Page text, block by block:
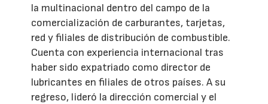
la multinacional dentro del campo de la
comercialización de carburantes, tarjetas,
red y filiales de distribución de combustible.
Cuenta con experiencia internacional tras
haber sido expatriado como director de
lubricantes en filiales de otros países. A su
regreso, lideró la dirección comercial y el